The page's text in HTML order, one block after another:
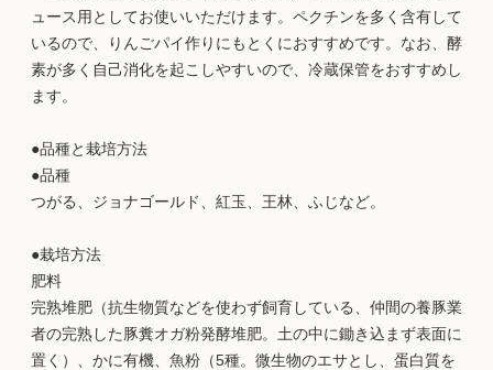
ュース用としてお使いいただけます。ペクチンを多く含有して
いるので、りんごパイ作りにもとくにおすすめです。なお、酵
素が多く自己消化を起こしやすいので、冷蔵保管をおすすめし
ます。
●品種と栽培方法
●品種
つがる、ジョナゴールド、紅玉、王林、ふじなど。
●栽培方法
肥料
完熟堆肥（抗生物質などを使わず飼育している、仲間の養豚業
者の完熟した豚糞オガ粉発酵堆肥。土の中に鋤き込まず表面に
置く）、かに有機、魚粉（5種。微生物のエサとし、蛋白質を